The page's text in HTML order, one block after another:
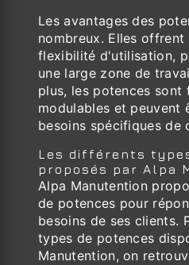
Les avantages des
nombreux. Elles offrent
flexibilité d'utilisation,
une large zone de
plus, les potences sont
modulables et peuvent
besoins spécifiques de
Les différents
proposés par Alpa
Alpa Manutention
de potences pour
besoins de ses clients.
types de potences
Manutention, on